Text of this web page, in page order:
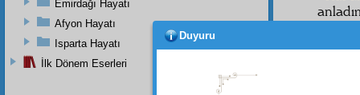
Emirdağı Hayatı
Afyon Hayatı
Isparta Hayatı
İlk Dönem Eserleri
Duyuru